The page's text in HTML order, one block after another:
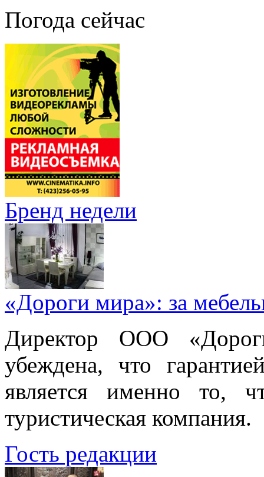
Погода сейчас
Бренд недели
«Дороги мира»: за
Директор ООО
убеждена, что
является именно то,
туристическая компания.
Гость редакции